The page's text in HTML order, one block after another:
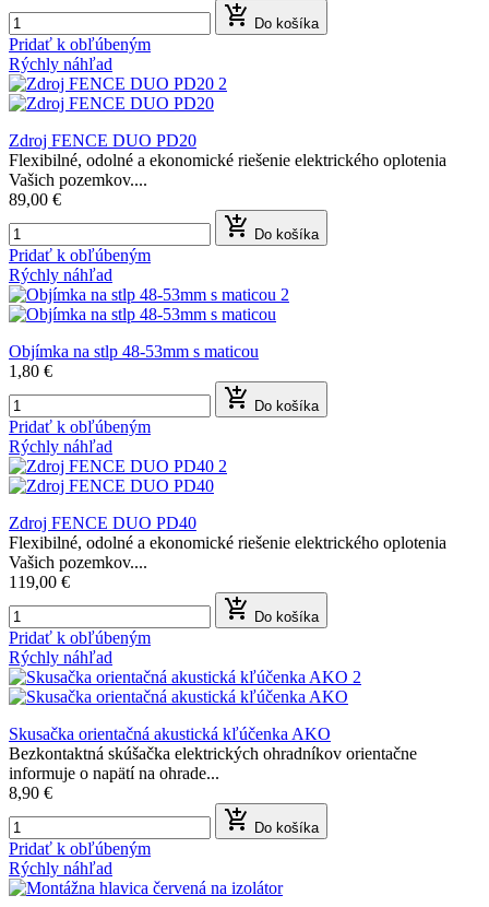
 Do košíka
Pridať k obľúbeným
Rýchly náhľad
Zdroj FENCE DUO PD20
Flexibilné, odolné a ekonomické riešenie elektrického oplotenia
Vašich pozemkov....
89,00 €
 Do košíka
Pridať k obľúbeným
Rýchly náhľad
Objímka na stlp 48-53mm s maticou
1,80 €
 Do košíka
Pridať k obľúbeným
Rýchly náhľad
Zdroj FENCE DUO PD40
Flexibilné, odolné a ekonomické riešenie elektrického oplotenia
Vašich pozemkov....
119,00 €
 Do košíka
Pridať k obľúbeným
Rýchly náhľad
Skusačka orientačná akustická kľúčenka AKO
Bezkontaktná skúšačka elektrických ohradníkov orientačne
informuje o napätí na ohrade...
8,90 €
 Do košíka
Pridať k obľúbeným
Rýchly náhľad